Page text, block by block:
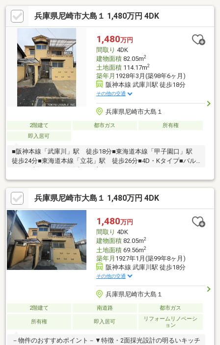
兵庫県尼崎市大島１ 1,480万円 4DK
1,480万円
間取り 4DK
建物面積82.05m2
土地面積114.17m2
築年月 1928年3月(築98年6ヶ月)
阪神本線 武庫川駅 徒歩18分
その他の交通
兵庫県尼崎市大島１
2階建て 都市ガス
所有権
即入居可
■阪神本線「武庫川」駅 徒歩18分■東海道本線「甲子園口」駅
徒歩24分■東海道本線「立花」駅 徒歩26分■4D・Kタイプ■バル
ション・グルメシティ西大島店…徒歩4分（約250ｍ）・食品館ア
プロ尼崎大庄店…徒歩9分（約700ｍ）・ローソン尼崎大島三丁目
店…徒歩3分（230ｍ）・ファミリーマート尼崎大庄店…徒歩9分
（約650ｍ）■物件の詳細及び内覧希望のお問い合わせにつきまし
ては担当までお願いいたします。 （フリーコール ０１２０－
９１９－９３０）
兵庫県尼崎市大島１ 1,480万円 4DK
1,480万円
間取り 4DK
建物面積82.05m2
土地面積69.56m2
築年月 1927年1月(築99年8ヶ月)
阪神本線 武庫川駅 徒歩18分
その他の交通
兵庫県尼崎市大島１
2階建て 南道路 都市ガス
所有権 即入居可
リフォームリノベーシ
ョン
－物件のおすすめポイント－▼特徴・2面採光設計の明るいキッチ